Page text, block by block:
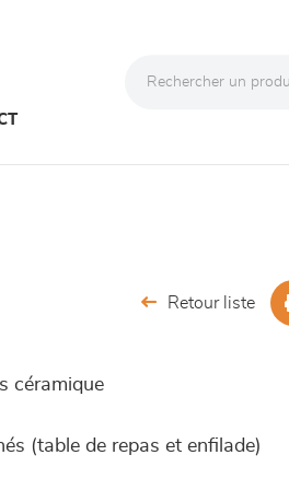
Retour liste
céramique
(table de repas et enfilade)